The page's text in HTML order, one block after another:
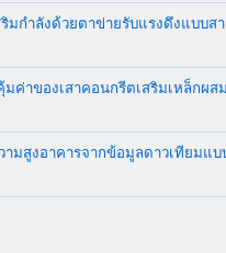
มกำลังด้วยตาข่ายรับแรงดึงแบบ
ค่าของเสาคอนกรีตเสริมเหล็กผส
มสูงอาคารจากข้อมูลดาวเทียมแบ